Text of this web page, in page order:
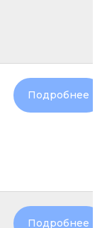
Подробнее
Подробнее